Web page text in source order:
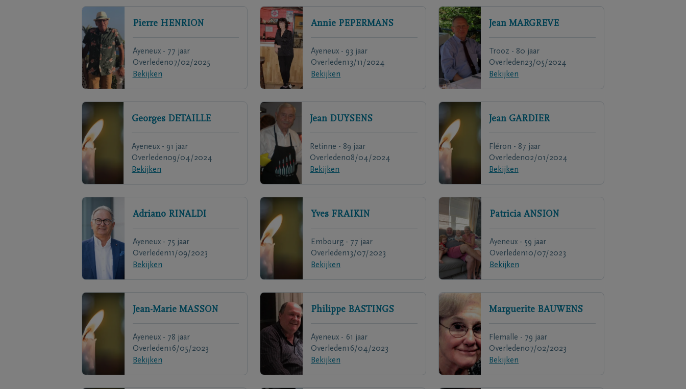
Pierre HENRION
Ayeneux - 77 jaar
Overleden07/02/2025
Bekijken
Annie PEPERMANS
Ayeneux - 93 jaar
Overleden13/11/2024
Bekijken
Jean MARGREVE
Trooz - 80 jaar
Overleden23/05/2024
Bekijken
Georges DETAILLE
Ayeneux - 91 jaar
Overleden09/04/2024
Bekijken
Jean DUYSENS
Retinne - 89 jaar
Overleden08/04/2024
Bekijken
Jean GARDIER
Fléron - 87 jaar
Overleden02/01/2024
Bekijken
Adriano RINALDI
Ayeneux - 75 jaar
Overleden11/09/2023
Bekijken
Yves FRAIKIN
Embourg - 77 jaar
Overleden13/07/2023
Bekijken
Patricia ANSION
Ayeneux - 59 jaar
Overleden10/07/2023
Bekijken
Jean-Marie MASSON
Ayeneux - 78 jaar
Overleden16/05/2023
Bekijken
Philippe BASTINGS
Ayeneux - 61 jaar
Overleden16/04/2023
Bekijken
Marguerite BAUWENS
Flemalle - 79 jaar
Overleden07/02/2023
Bekijken